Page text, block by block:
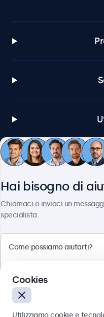
Hai bisogno di
Chiamaci o inviaci un
specialista.
Cookies
Utilizziamo cookie e